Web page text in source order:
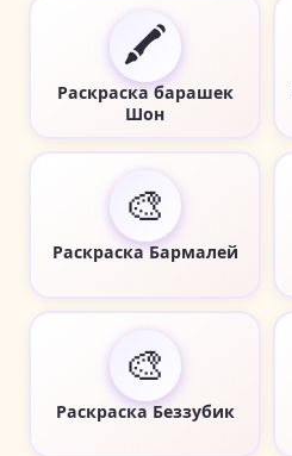
🖍️
Раскраска барашек
Шон
🎨
Раскраска Бармалей
🎨
Раскраска Беззубик